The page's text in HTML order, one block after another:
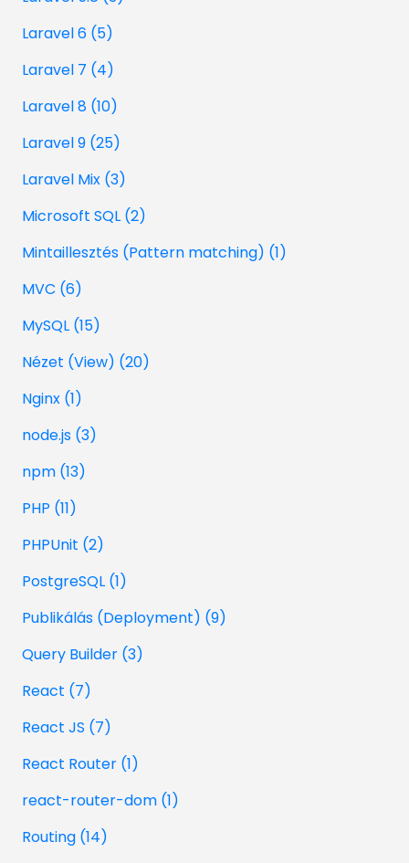
Laravel 6 (5)
Laravel 7 (4)
Laravel 8 (10)
Laravel 9 (25)
Laravel Mix (3)
Microsoft SQL (2)
Mintaillesztés (Pattern matching) (1)
MVC (6)
MySQL (15)
Nézet (View) (20)
Nginx (1)
node.js (3)
npm (13)
PHP (11)
PHPUnit (2)
PostgreSQL (1)
Publikálás (Deployment) (9)
Query Builder (3)
React (7)
React JS (7)
React Router (1)
react-router-dom (1)
Routing (14)